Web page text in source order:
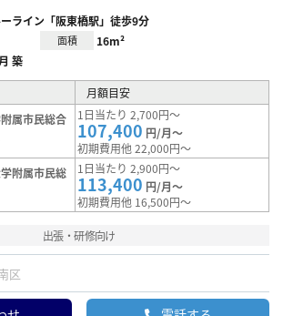
ライン「阪東橋駅」徒歩9分
面積 16m²
築
月額目安
属市民総合
1日当たり 2,700円～
107,400 円/月～
初期費用他 22,000円～
附属市民総
1日当たり 2,900円～
113,400 円/月～
初期費用他 16,500円～
出張・研修向け
区